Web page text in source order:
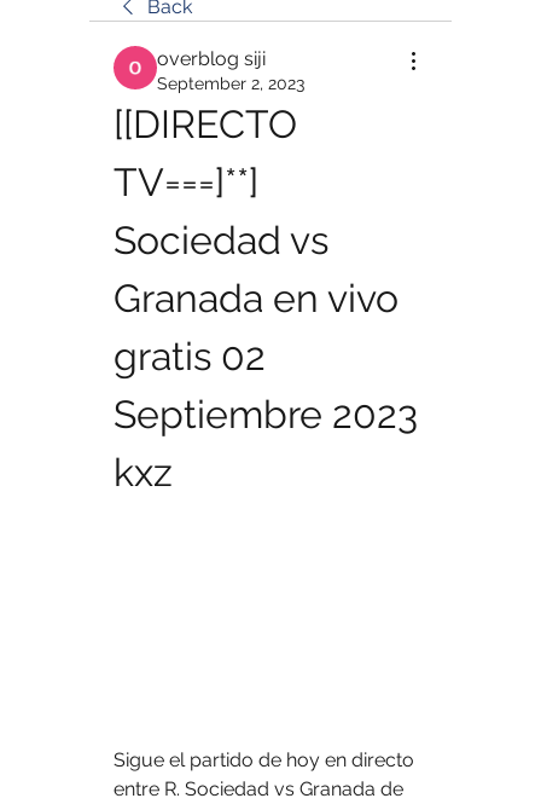
Back
overblog siji
September 2, 2023
[[DIRECTO
TV===]**]
Sociedad vs
Granada en vivo
gratis 02
Septiembre 2023
kxz
Sigue el partido de hoy en directo
entre R. Sociedad vs Granada de